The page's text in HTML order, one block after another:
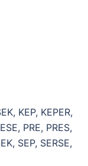
KEP, KEPER,
PRE, PRES,
SEP, SERSE,